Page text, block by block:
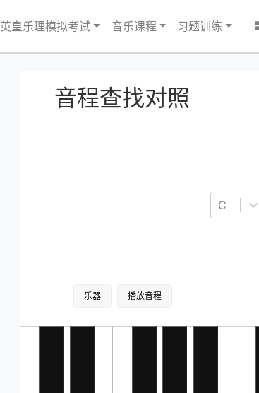
英皇乐理模拟考试 音乐课程 习题训练
音程查找对照
C
乐器 播放音程